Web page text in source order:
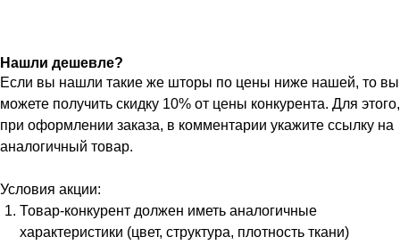
Нашли дешевле?
Если вы нашли такие же шторы по цены ниже нашей, то вы
можете получить скидку 10% от цены конкурента. Для этого,
при оформлении заказа, в комментарии укажите ссылку на
аналогичный товар.
Условия акции:
Товар-конкурент должен иметь аналогичные
характеристики (цвет, структура, плотность ткани)